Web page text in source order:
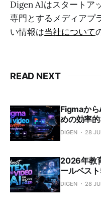
Digen AIはスタートア
専門とするメディアプ
い情報は当社について
READ NEXT
Figmaか
めの効率
DIGEN 28
2026年教
ールベス
DIGEN 28